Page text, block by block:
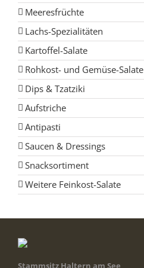
Meeresfrüchte
Lachs-Spezialitäten
Kartoffel-Salate
Rohkost- und Gemüse-Salate
Dips & Tzatziki
Aufstriche
Antipasti
Saucen & Dressings
Snacksortiment
Weitere Feinkost-Salate
Stammsitz Haltern am See